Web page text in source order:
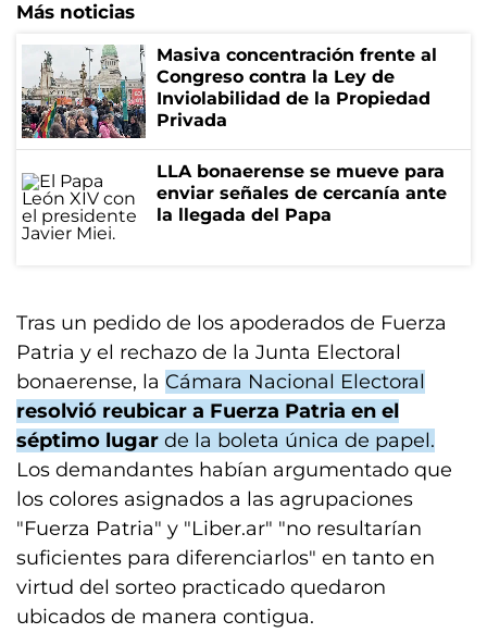
Más noticias
Masiva concentración frente al
Congreso contra la Ley de
Inviolabilidad de la Propiedad
Privada
LLA bonaerense se mueve para
enviar señales de cercanía ante
la llegada del Papa
Tras un pedido de los apoderados de Fuerza
Patria y el rechazo de la Junta Electoral
bonaerense, la Cámara Nacional Electoral
resolvió reubicar a Fuerza Patria en el
séptimo lugar de la boleta única de papel.
Los demandantes habían argumentado que
los colores asignados a las agrupaciones
"Fuerza Patria" y "Liber.ar" "no resultarían
suficientes para diferenciarlos" en tanto en
virtud del sorteo practicado quedaron
ubicados de manera contigua.